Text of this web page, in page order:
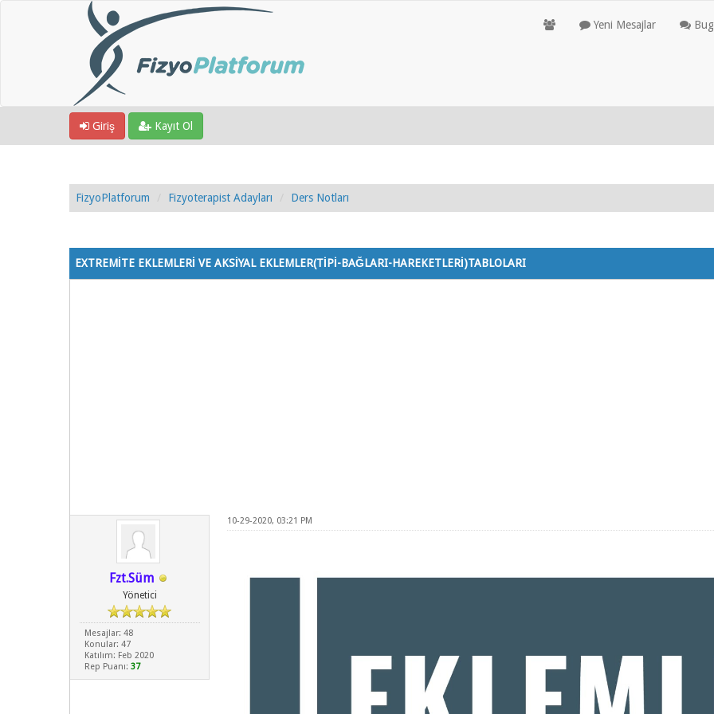
Yeni Mesajlar
Giriş Kayıt Ol
FizyoPlatforum Fizyoterapist Adayları Ders Notları
EXTREMİTE EKLEMLERİ VE AKSİYAL EKLEMLER(TİPİ-BAĞLARI-HAREKETLERİ)TABLOLARI
Fzt.Süm
Yönetici
Mesajlar: 48
Konular: 47
Katılım: Feb 2020
Rep Puanı: 37
10-29-2020, 03:21 PM